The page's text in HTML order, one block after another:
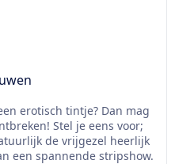
erotisch tintje? Dan mag
Stel je eens voor;
de vrijgezel heerlijk
een spannende stripshow.